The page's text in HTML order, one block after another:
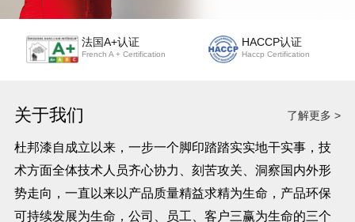
法国A+认证
French A + Certification
HACCP认证
Haccp Certification
关于我们 了解更多 >
杜邦漆自成立以来，一步一个脚印踏踏实实地干实事，技
术方面全体技术人员齐心协力、刻苦攻关、洞察国内外形
势走向，一直以来以产品质量精益求精为生命，产品环保
可持续发展为生命，公司、员工、客户三赢为生命的三个